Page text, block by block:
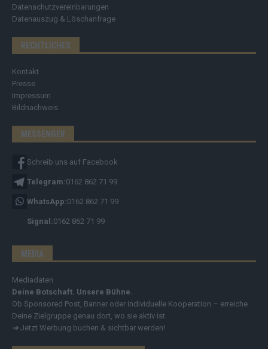
Datenschutzvereinbarungen
Datenauszug & Löschanfrage
RECHTLICHES
Kontakt
Presse
Impressum
Bildnachweis
MESSENGER
Schreib uns auf Facebook
Telegram:0162 862 71 99
WhatsApp:0162 862 71 99
Signal:0162 862 71 99
MEDIA
Mediadaten
Deine Botschaft. Unsere Bühne.
Ob Sponsored Post, Banner oder individuelle Kooperation – erreiche
Deine Zielgruppe genau dort, wo sie aktiv ist.
➔ Jetzt Werbung buchen & sichtbar werden!